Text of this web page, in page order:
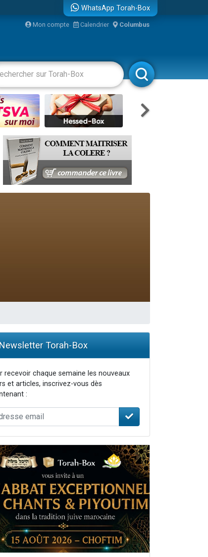
WhatsApp Torah-Box
Mon compte Calendrier Columbus
Livres Rabbanim
Torah-Box
recevoir chaque semaine les nouveaux
et articles, inscrivez-vous dès
: